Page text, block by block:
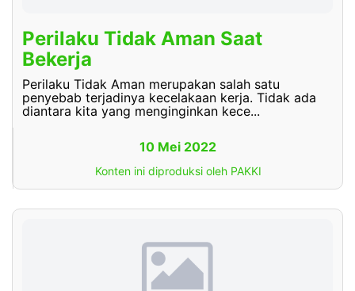
Perilaku Tidak Aman Saat
Bekerja
Perilaku Tidak Aman merupakan salah satu
penyebab terjadinya kecelakaan kerja. Tidak ada
diantara kita yang menginginkan kece...
10 Mei 2022
Konten ini diproduksi oleh PAKKI